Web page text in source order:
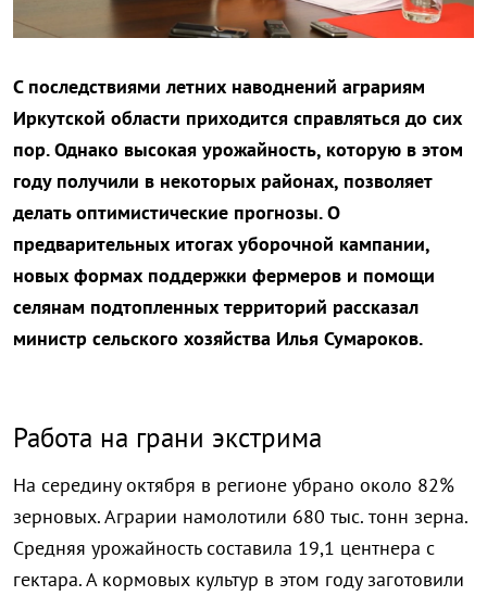
С последствиями летних наводнений аграриям
Иркутской области приходится справляться до сих
пор. Однако высокая урожайность, которую в этом
году получили в некоторых районах, позволяет
делать оптимистические прогнозы. О
предварительных итогах уборочной кампании,
новых формах поддержки фермеров и помощи
селянам подтопленных территорий рассказал
министр сельского хозяйства Илья Сумароков.
Работа на грани экстрима
На середину октября в регионе убрано около 82%
зерновых. Аграрии намолотили 680 тыс. тонн зерна.
Средняя урожайность составила 19,1 центнера с
гектара. А кормовых культур в этом году заготовили